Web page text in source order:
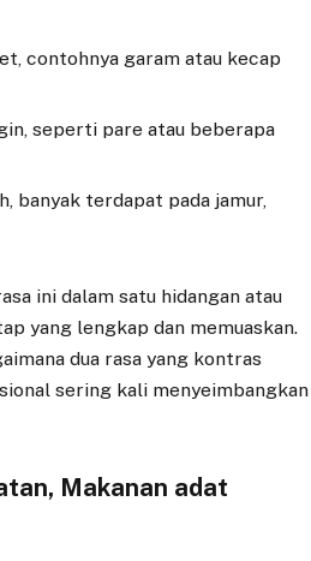
contohnya garam atau kecap
seperti pare atau beberapa
banyak terdapat pada jamur,
ini dalam satu hidangan atau
yang lengkap dan memuaskan.
dua rasa yang kontras
sering kali menyeimbangkan
Makanan adat